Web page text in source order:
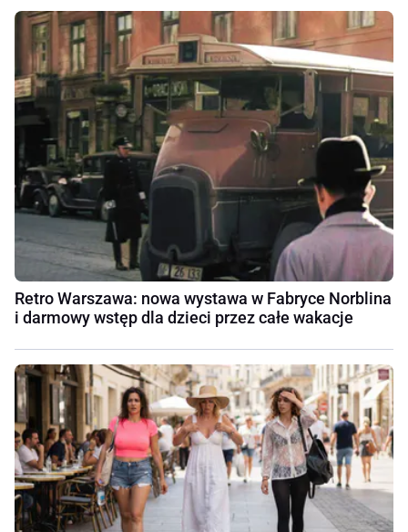
Retro Warszawa: nowa wystawa w Fabryce Norblina
i darmowy wstęp dla dzieci przez całe wakacje